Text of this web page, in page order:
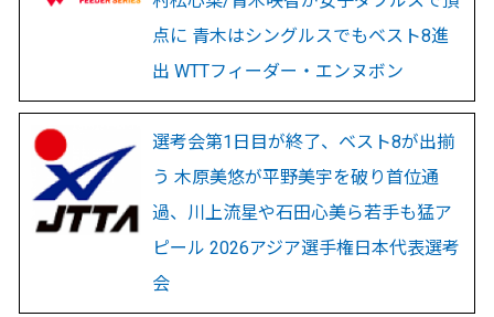
点に 青木はシングルスでもベスト8進
出 WTTフィーダー・エンヌボン
選考会第1日目が終了、ベスト8が出揃
う 木原美悠が平野美宇を破り首位通
過、川上流星や石田心美ら若手も猛ア
ピール 2026アジア選手権日本代表選考
会